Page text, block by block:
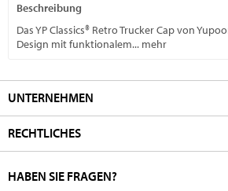
Beschreibung
Das YP Classics® Retro Trucker Cap von
Design mit funktionalem... mehr
UNTERNEHMEN
RECHTLICHES
HABEN SIE FRAGEN?